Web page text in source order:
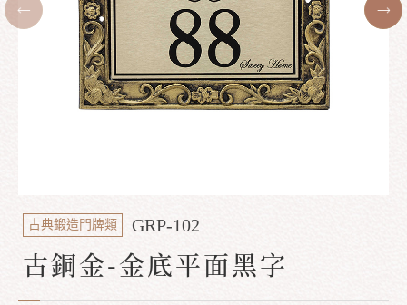
古典鍛造門牌類 GRP-102
古銅金-金底平面黑字